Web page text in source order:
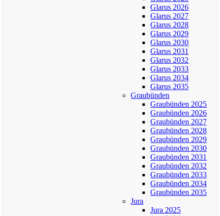
Glarus 2026
Glarus 2027
Glarus 2028
Glarus 2029
Glarus 2030
Glarus 2031
Glarus 2032
Glarus 2033
Glarus 2034
Glarus 2035
Graubünden
Graubünden 2025
Graubünden 2026
Graubünden 2027
Graubünden 2028
Graubünden 2029
Graubünden 2030
Graubünden 2031
Graubünden 2032
Graubünden 2033
Graubünden 2034
Graubünden 2035
Jura
Jura 2025